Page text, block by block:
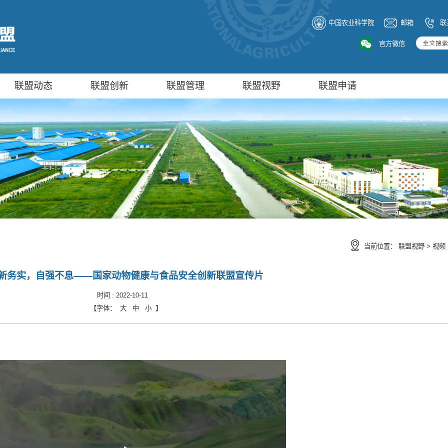
中国农业科学院 邮箱 联
官方微信
联盟动态 联盟创新 联盟管理 联盟视野 联盟申请
当前位置： 联盟视野 > 视频
务实，自强不息——国家动物健康与食品安全创新联盟宣传片
时间 : 2022-10-11
【字体：
大 中 小 】